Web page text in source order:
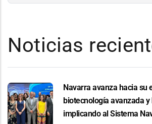
Noticias
Navarra avanza hacia su
biotecnología avanzada
implicando al Sistema